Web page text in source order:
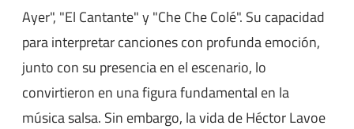
Ayer", "El Cantante" y "Che Che Colé". Su capacidad
para interpretar canciones con profunda emoción,
junto con su presencia en el escenario, lo
convirtieron en una figura fundamental en la
música salsa. Sin embargo, la vida de Héctor Lavoe